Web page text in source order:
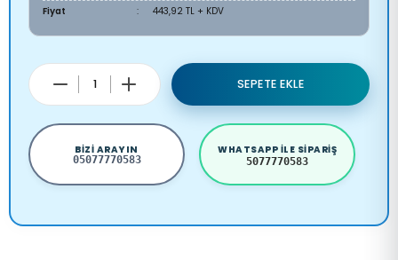
Fiyat
443,92 TL + KDV
SEPETE EKLE
BIZI ARAYIN
05077770583
WHATSAPP ILE SIPARIŞ
5077770583